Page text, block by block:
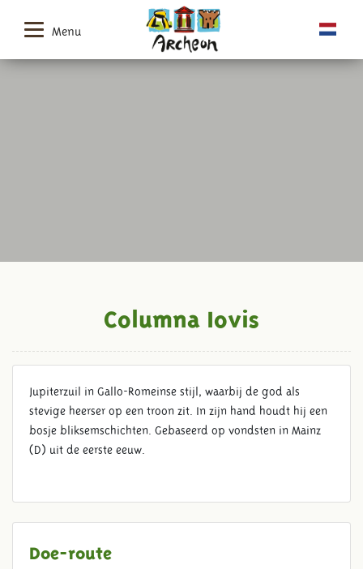
Menu
COLUMNA IOVIS
Columna Iovis
Jupiterzuil in Gallo-Romeinse stijl, waarbij de god als
stevige heerser op een troon zit. In zijn hand houdt hij een
bosje bliksemschichten. Gebaseerd op vondsten in Mainz
(D) uit de eerste eeuw.
Doe-route